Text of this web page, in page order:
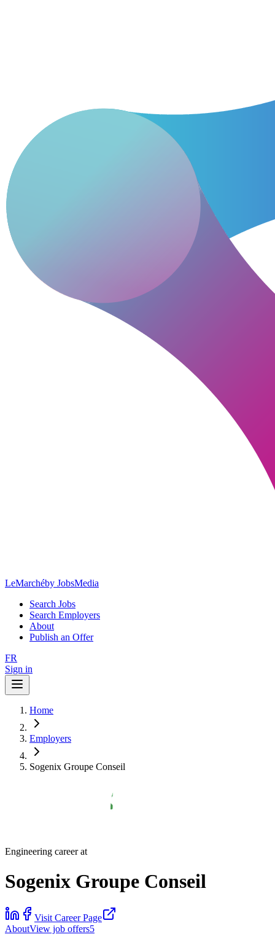
LeMarchéby JobsMedia
Search Jobs
Search Employers
About
Publish an Offer
FR
Sign in
Home
Employers
Sogenix Groupe Conseil
Engineering career at
Sogenix Groupe Conseil
Visit Career Page
AboutView job offers5